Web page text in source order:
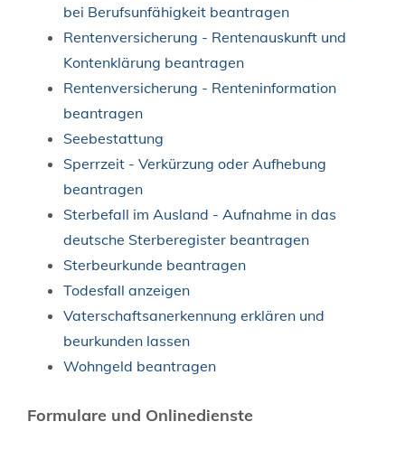
bei Berufsunfähigkeit beantragen
Rentenversicherung - Rentenauskunft und
Kontenklärung beantragen
Rentenversicherung - Renteninformation
beantragen
Seebestattung
Sperrzeit - Verkürzung oder Aufhebung
beantragen
Sterbefall im Ausland - Aufnahme in das
deutsche Sterberegister beantragen
Sterbeurkunde beantragen
Todesfall anzeigen
Vaterschaftsanerkennung erklären und
beurkunden lassen
Wohngeld beantragen
Formulare und Onlinedienste